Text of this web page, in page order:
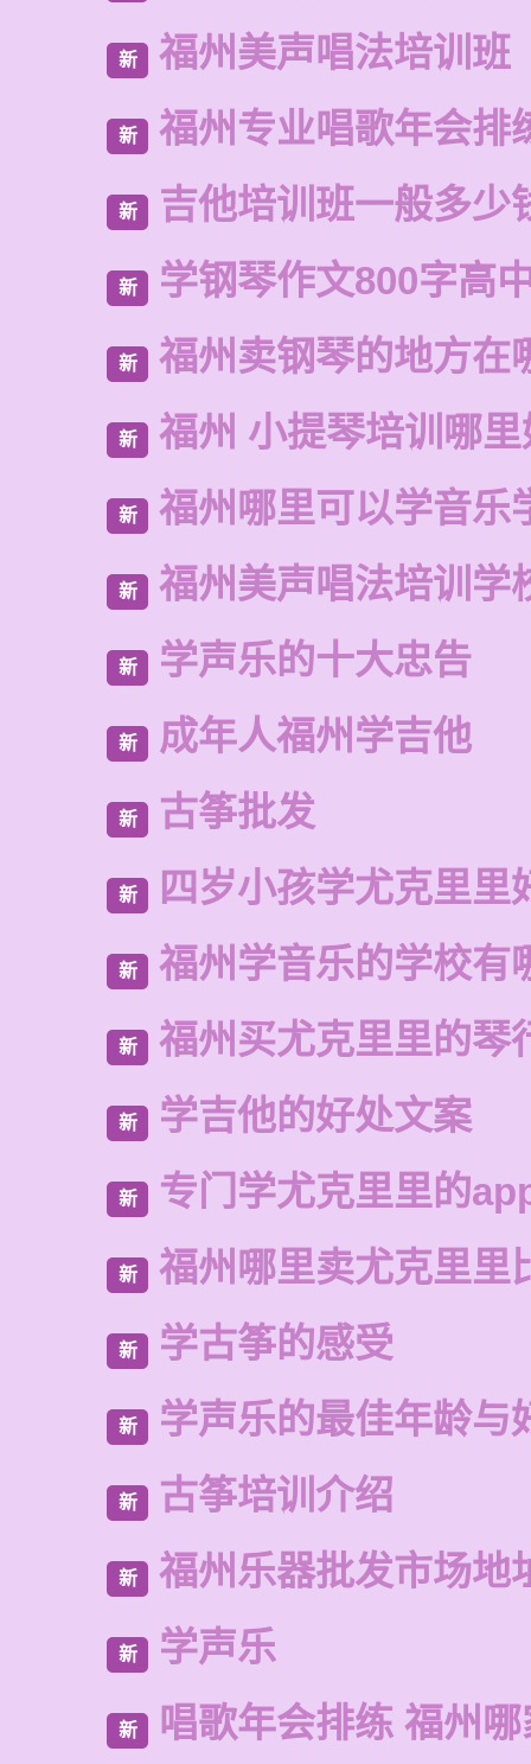
新 福州美声唱法培训班
新 福州专业唱歌年会排
新 吉他培训班一般多少
新 学钢琴作文800字高
新 福州卖钢琴的地方在
新 福州 小提琴培训哪
新 福州哪里可以学音乐
新 福州美声唱法培训学
新 学声乐的十大忠告
新 成年人福州学吉他
新 古筝批发
新 四岁小孩学尤克里里
新 福州学音乐的学校有
新 福州买尤克里里的琴
新 学吉他的好处文案
新 专门学尤克里里的
新 福州哪里卖尤克里里
新 学古筝的感受
新 学声乐的最佳年龄与
新 古筝培训介绍
新 福州乐器批发市场地
新 学声乐
新 唱歌年会排练 福州